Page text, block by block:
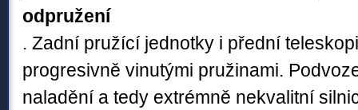
odpružení
. Zadní pružící jednotky i přední
progresivně vinutými pružinami.
naladění a tedy extrémně nekvalitní